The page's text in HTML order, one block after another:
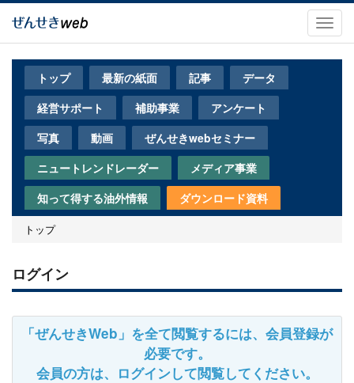
メ
トップ 最新の紙面 記事
データ
経営サポート
補助事業
アンケート
写真
動画
ぜんせきwebセミナー
ニュートレンドレーダー
メディア事業
知って得する油外情報
ダウンロード資料
トップ
ログイン
「ぜんせきWeb」を全て閲覧するには、会員登録が
必要です。
会員の方は、ログインして閲覧してください。